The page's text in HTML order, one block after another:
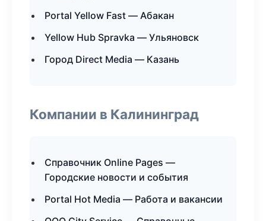
Portal Yellow Fast — Абакан
Yellow Hub Spravka — Ульяновск
Город Direct Media — Казань
Компании в Калининград
Справочник Online Pages —
Городские новости и события
Portal Hot Media — Работа и вакансии